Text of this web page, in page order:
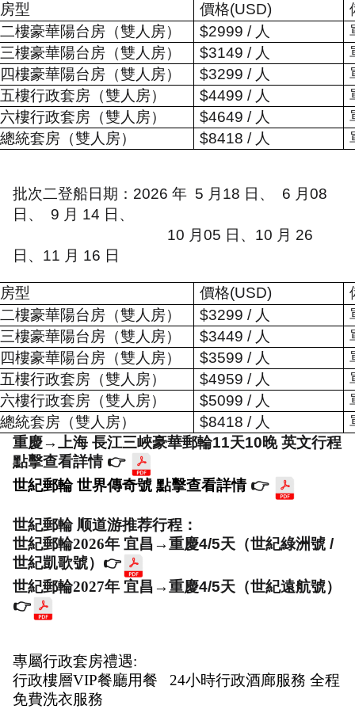
房型 價格(USD)
二樓豪華陽台房（雙人房）
$2999 / 人
三樓豪華陽台房（雙人房）
$3149 / 人
四樓豪華陽台房（雙人房）
$3299 / 人
五樓行政套房（雙人房）
$4499 / 人
六樓行政套房（雙人房）
$4649 / 人
總統套房（雙人房）
$8418 / 人
批次二登船日期： 2026 年 5 月 18 日、 6 月 08
日、
9 月 14 日、
10 月 05 日、 10 月 26
日、 11 月 16 日
房型 價格(USD)
二樓豪華陽台房（雙人房）
$3299 / 人
三樓豪華陽台房（雙人房）
$3449 / 人
四樓豪華陽台房（雙人房）
$3599 / 人
五樓行政套房（雙人房）
$4959 / 人
六樓行政套房（雙人房）
$5099 / 人
總統套房（雙人房）
$8418 / 人
重慶→ 上海 長江三峽豪華郵輪11天10晚 英文行程
點擊查看詳情 👉
世紀郵輪 世界傳奇號 點擊查看詳情 👉
世紀郵輪 顺道游推荐行程：
世紀郵輪2026年 宜昌→重慶4/5天（世紀綠洲號 /
世紀凱歌號） 👉
世紀郵輪2027年 宜昌→重慶4/5天（世紀遠航號）
👉
專屬行政套房禮遇:
行政樓層VIP餐廳用餐   24小時行政酒廊服務 全程
免費洗衣服務